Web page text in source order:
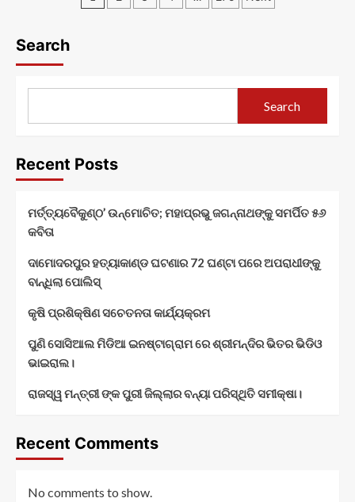
ରାଜ୍ୟପାଳ
ଜରୁରୀ
Search
Search
Recent Posts
ମର୍ତ୍ତ୍ୟବୈକୁଣ୍ଠ’ ଉନ୍ମୋଚିତ; ମହାପ୍ରଭୁ ଜଗନ୍ନାଥଙ୍କୁ ସମର୍ପିତ ୫୬
କବିତା
ଦାମୋଦରପୁର ହତ୍ୟାକାଣ୍ଡ ଘଟଣାର 72 ଘଣ୍ଟା ପରେ ଅପରାଧୀଙ୍କୁ
ବାନ୍ଧିଲା ପୋଲିସ୍
କୃଷି ପ୍ରଶିକ୍ଷିଣ ସଚେତନତା କାର୍ଯ୍ୟକ୍ରମ
ପୁଣି ସୋସିଆଲ ମିଡିଆ ଇନଷ୍ଟାଗ୍ରାମ ରେ ଶ୍ରୀମନ୍ଦିର ଭିତର ଭିଡିଓ
ଭାଇରାଲ।
ରାଜସ୍ୱ ମନ୍ତ୍ରୀ ଙ୍କ ପୁରୀ ଜିଲ୍ଲାର ବନ୍ୟା ପରିସ୍ଥିତି ସମୀକ୍ଷା।
Recent Comments
No comments to show.